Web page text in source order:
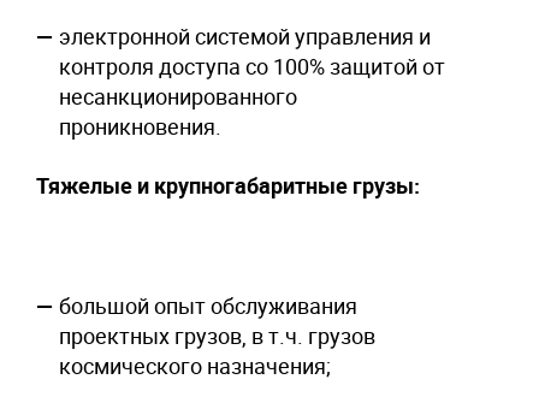
электронной системой управления и
контроля доступа со 100% защитой от
несанкционированного
проникновения.
Тяжелые и крупногабаритные грузы:
большой опыт обслуживания
проектных грузов, в т.ч. грузов
космического назначения;